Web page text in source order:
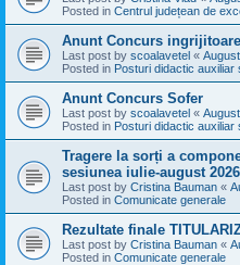
Posted in Centrul județean de
Anunt Concurs
Last post by scoalavetel «
Posted in Posturi didactic auxiliar
Anunt Concurs Sofer
Last post by scoalavetel «
Posted in Posturi didactic auxiliar
Tragere la sorți a
sesiunea iulie-august 2026
Last post by Cristina Bauman «
Posted in Comunicate generale
Rezultate finale
Last post by Cristina Bauman «
Posted in Comunicate generale